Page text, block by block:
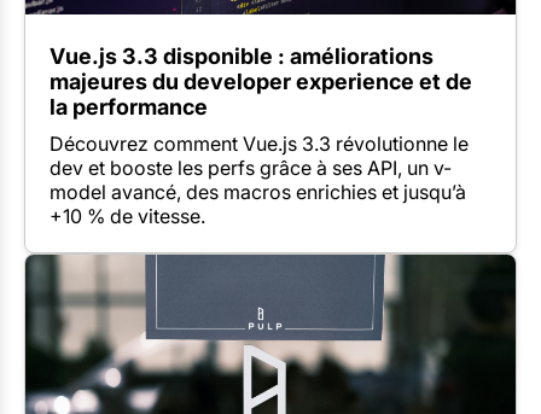
Vue.js 3.3 disponible : améliorations
majeures du developer experience et de
la performance
Découvrez comment Vue.js 3.3 révolutionne le
dev et booste les perfs grâce à ses API, un v-
model avancé, des macros enrichies et jusqu’à
+10 % de vitesse.